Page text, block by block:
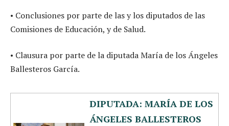
• Conclusiones por parte de las y los diputados de las
Comisiones de Educación, y de Salud.
• Clausura por parte de la diputada María de los Ángeles
Ballesteros García.
DIPUTADA: MARÍA DE LOS
ÁNGELES BALLESTEROS